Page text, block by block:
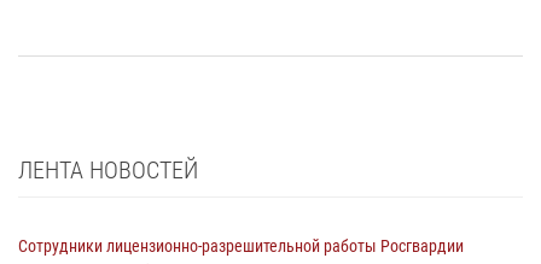
ЛЕНТА НОВОСТЕЙ
Сотрудники лицензионно-разрешительной работы Росгвардии